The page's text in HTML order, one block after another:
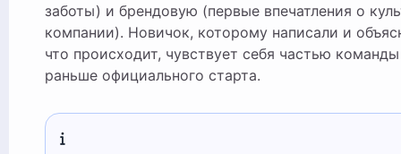
заботы) и брендовую (первые впечатления о
компании). Новичок, которому написали и
что происходит, чувствует себя частью команды
раньше официального старта.